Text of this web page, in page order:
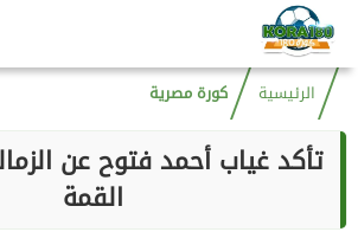
الرئيسية كورة مصرية
تأكد غياب أحمد فتوح عن
القمة